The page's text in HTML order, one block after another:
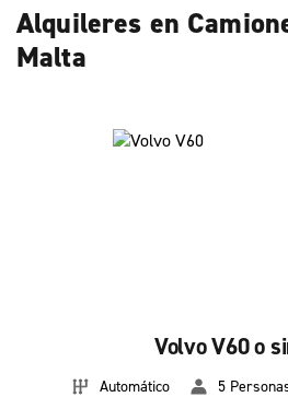
Alquileres en
Malta
Volvo V60 o
Automático 5